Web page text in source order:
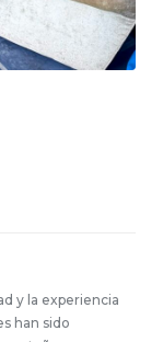
y la experiencia
han sido